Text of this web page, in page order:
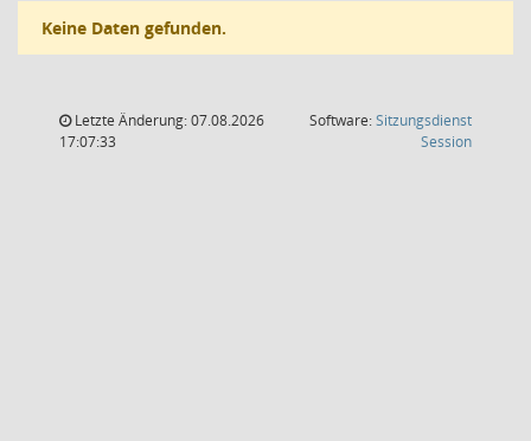
Keine Daten gefunden.
Letzte Änderung: 07.08.2026
17:07:33
Software:Sitzungsdienst
Session(Wird in